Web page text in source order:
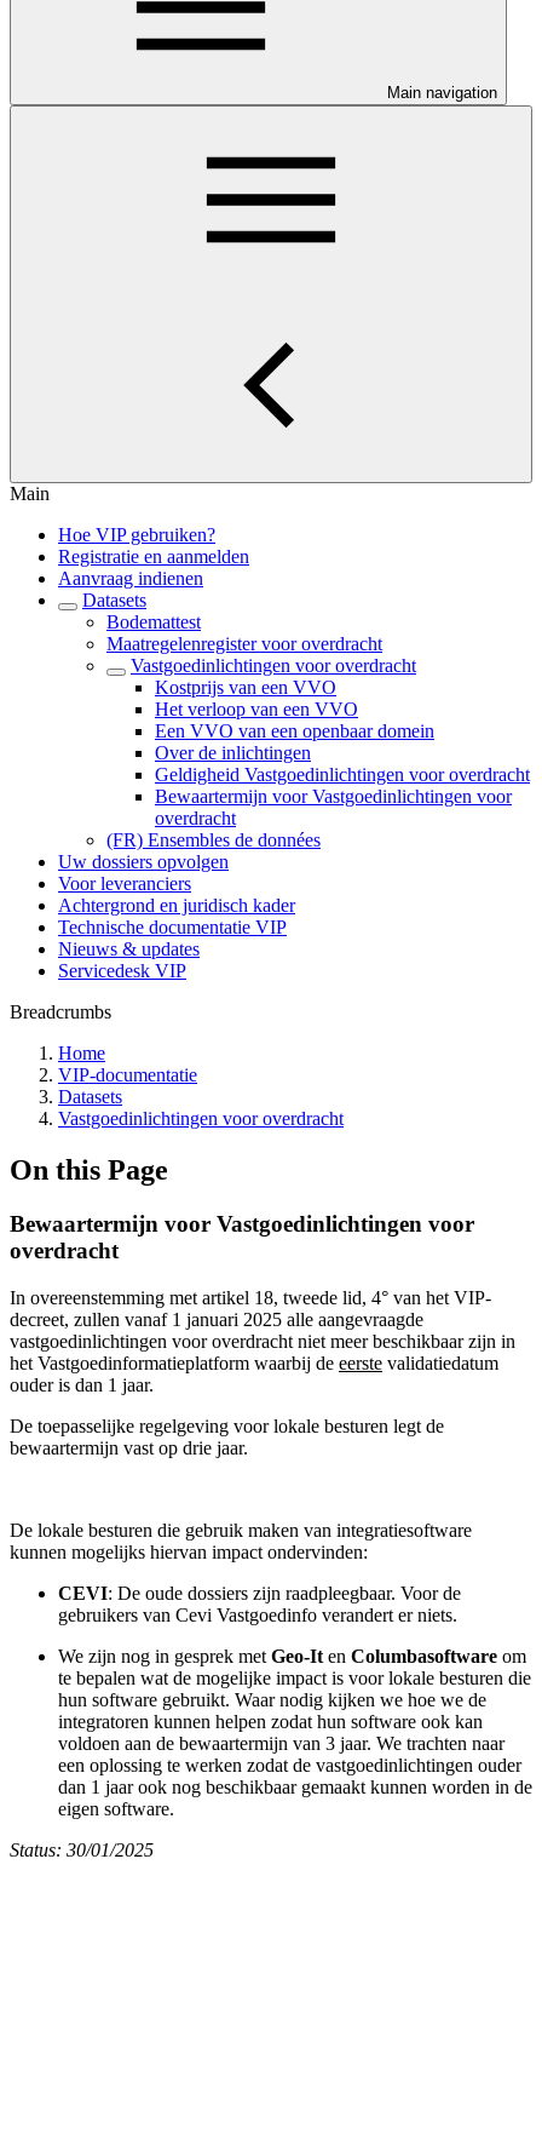
Main navigation
Main
Hoe VIP gebruiken?
Registratie en aanmelden
Aanvraag indienen
Datasets
Bodemattest
Maatregelenregister voor overdracht
Vastgoedinlichtingen voor overdracht
Kostprijs van een VVO
Het verloop van een VVO
Een VVO van een openbaar domein
Over de inlichtingen
Geldigheid Vastgoedinlichtingen voor overdracht
Bewaartermijn voor Vastgoedinlichtingen voor
overdracht
(FR) Ensembles de données
Uw dossiers opvolgen
Voor leveranciers
Achtergrond en juridisch kader
Technische documentatie VIP
Nieuws & updates
Servicedesk VIP
Breadcrumbs
Home
VIP-documentatie
Datasets
Vastgoedinlichtingen voor overdracht
On this Page
Bewaartermijn voor Vastgoedinlichtingen voor
overdracht
In overeenstemming met artikel 18, tweede lid, 4° van het VIP-
decreet, zullen vanaf 1 januari 2025 alle aangevraagde
vastgoedinlichtingen voor overdracht niet meer beschikbaar zijn in
het Vastgoedinformatieplatform waarbij de eerste validatiedatum
ouder is dan 1 jaar.
De toepasselijke regelgeving voor lokale besturen legt de
bewaartermijn vast op drie jaar.
De lokale besturen die gebruik maken van integratiesoftware
kunnen mogelijks hiervan impact ondervinden:
CEVI: De oude dossiers zijn raadpleegbaar. Voor de
gebruikers van Cevi Vastgoedinfo verandert er niets.
We zijn nog in gesprek met Geo-It en Columbasoftware om
te bepalen wat de mogelijke impact is voor lokale besturen die
hun software gebruikt. Waar nodig kijken we hoe we de
integratoren kunnen helpen zodat hun software ook kan
voldoen aan de bewaartermijn van 3 jaar. We trachten naar
een oplossing te werken zodat de vastgoedinlichtingen ouder
dan 1 jaar ook nog beschikbaar gemaakt kunnen worden in de
eigen software.
Status: 30/01/2025